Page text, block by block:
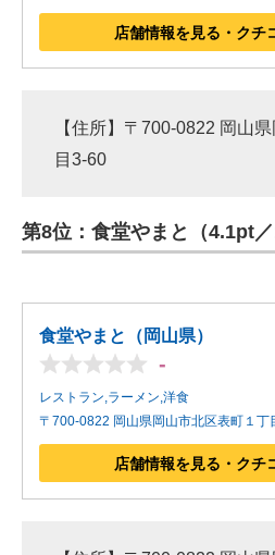
店舗情報を見る・クチ
【住所】〒700-0822 岡山
目3-60
第8位：食堂やまと（4.1pt／
食堂やまと（岡山県）
-
レストラン,ラーメン,洋食
〒700-0822 岡山県岡山市北区表町１丁
店舗情報を見る・クチ